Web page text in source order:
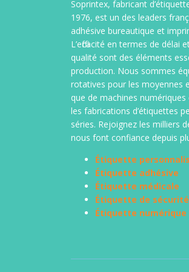
laser ou jet d’encre, de format
standard ou spécifique, étiquette A4,
étiquette Galia ou Ecosys, étiquette
logiciel, étiquettes imprimées
jusqu’à 4 couleurs. Support vélin
blanc ou enlevable, étiquette
couleur, couché brillant, étiquette
polyester sur polylaser blanc ou
transparent. (sur stock ou
fabrication spéciale)
Soprintex, fabricant
1976, est un des leaders
adhésive bureautique et
L’efficacité en termes de délai
qualité sont des éléments
production. Nous sommes
rotatives pour les moyennes
que de machines
les fabrications d’étiquettes
séries. Rejoignez les milliers
nous font confiance depuis
Étiquette
Étiquette adhésive
Étiquette médicale
Étiquette de sécurité
Étiquette numérique